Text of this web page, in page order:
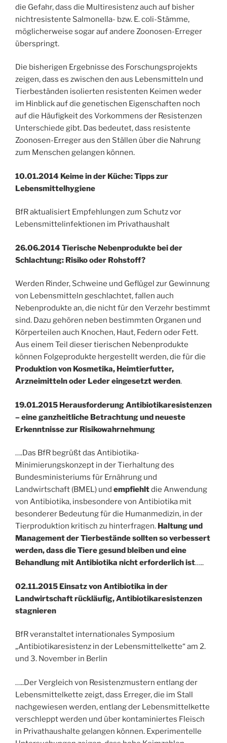
die Gefahr, dass die Multiresistenz auch auf bisher
nichtresistente Salmonella- bzw. E. coli-Stämme,
möglicherweise sogar auf andere Zoonosen-Erreger
überspringt.
Die bisherigen Ergebnisse des Forschungsprojekts
zeigen, dass es zwischen den aus Lebensmitteln und
Tierbeständen isolierten resistenten Keimen weder
im Hinblick auf die genetischen Eigenschaften noch
auf die Häufigkeit des Vorkommens der Resistenzen
Unterschiede gibt. Das bedeutet, dass resistente
Zoonosen-Erreger aus den Ställen über die Nahrung
zum Menschen gelangen können.
10.01.2014 Keime in der Küche: Tipps zur
Lebensmittelhygiene
BfR aktualisiert Empfehlungen zum Schutz vor
Lebensmittelinfektionen im Privathaushalt
26.06.2014 Tierische Nebenprodukte bei der
Schlachtung: Risiko oder Rohstoff?
Werden Rinder, Schweine und Geflügel zur Gewinnung
von Lebensmitteln geschlachtet, fallen auch
Nebenprodukte an, die nicht für den Verzehr bestimmt
sind. Dazu gehören neben bestimmten Organen und
Körperteilen auch Knochen, Haut, Federn oder Fett.
Aus einem Teil dieser tierischen Nebenprodukte
können Folgeprodukte hergestellt werden, die für die
Produktion von Kosmetika, Heimtierfutter,
Arzneimitteln oder Leder eingesetzt werden.
19.01.2015 Herausforderung Antibiotikaresistenzen
– eine ganzheitliche Betrachtung und neueste
Erkenntnisse zur Risikowahrnehmung
….Das BfR begrüßt das Antibiotika-
Minimierungskonzept in der Tierhaltung des
Bundesministeriums für Ernährung und
Landwirtschaft (BMEL) und empfiehltdie Anwendung
von Antibiotika, insbesondere von Antibiotika mit
besonderer Bedeutung für die Humanmedizin, in der
Tierproduktion kritisch zu hinterfragen. Haltung und
Management der Tierbestände sollten so verbessert
werden, dass die Tiere gesund bleiben und eine
Behandlung mit Antibiotika nicht erforderlich ist…..
02.11.2015 Einsatz von Antibiotika in der
Landwirtschaft rückläufig, Antibiotikaresistenzen
stagnieren
BfR veranstaltet internationales Symposium
„Antibiotikaresistenz in der Lebensmittelkette“ am 2.
und 3. November in Berlin
…..Der Vergleich von Resistenzmustern entlang der
Lebensmittelkette zeigt, dass Erreger, die im Stall
nachgewiesen werden, entlang der Lebensmittelkette
verschleppt werden und über kontaminiertes Fleisch
in Privathaushalte gelangen können. Experimentelle